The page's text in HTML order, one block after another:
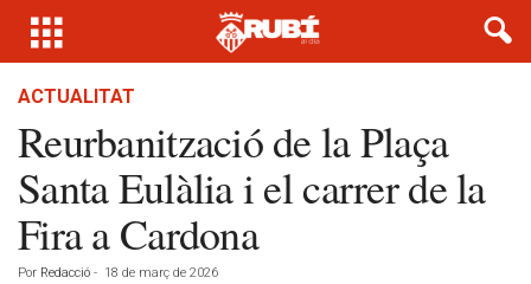
ACTUALITAT
Reurbanització de la Plaça
Santa Eulàlia i el carrer de la
Fira a Cardona
Por Redacció - 18 de març de 2026